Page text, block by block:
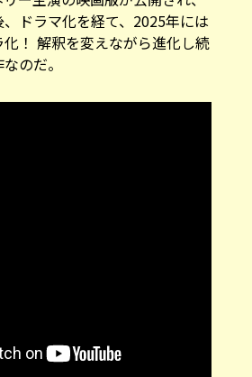
ドラマ化を経て、2025年には
！ 解釈を変えながら進化し続
のだ。